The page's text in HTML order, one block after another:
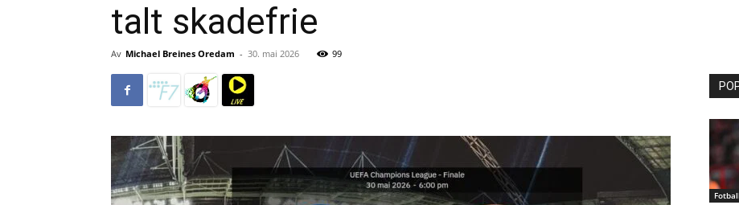
talt skadefrie
Av Michael Breines Oredam - 30. mai 2026 99
Fotball